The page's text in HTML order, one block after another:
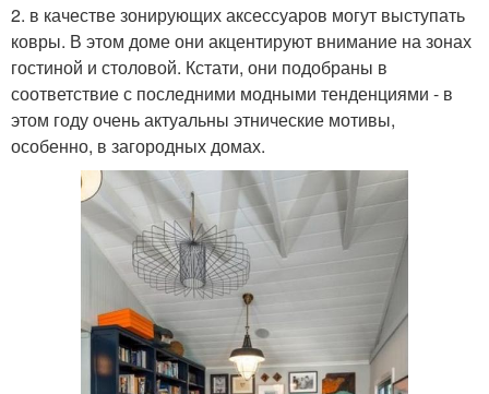
2. в качестве зонирующих аксессуаров могут выступать
ковры. В этом доме они акцентируют внимание на зонах
гостиной и столовой. Кстати, они подобраны в
соответствие с последними модными тенденциями - в
этом году очень актуальны этнические мотивы,
особенно, в загородных домах.